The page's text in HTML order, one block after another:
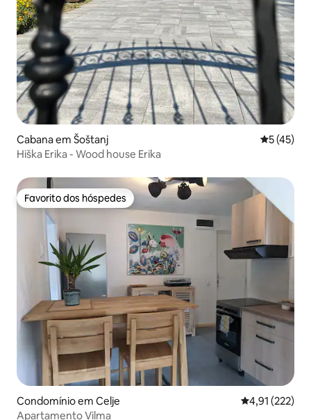
Cabana em Šoštanj
5 (45)
Hiška Erika - Wood house Erika
Favorito dos hóspedes
Favorito dos hóspedes
Condomínio em Celje Classificação
4,91 (222)
Apartamento Vilma